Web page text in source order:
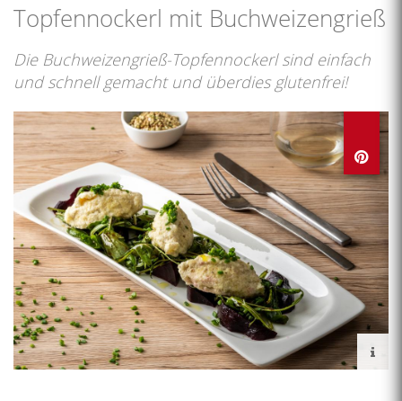
Topfennockerl mit Buchweizengrieß
Die Buchweizengrieß-Topfennockerl sind einfach
und schnell gemacht und überdies glutenfrei!